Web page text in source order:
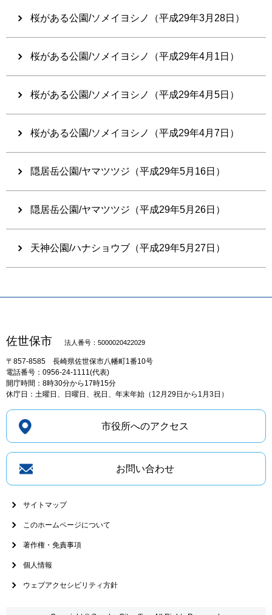
桜がある公園/ソメイヨシノ（平成29年3月28日）
桜がある公園/ソメイヨシノ（平成29年4月1日）
桜がある公園/ソメイヨシノ（平成29年4月5日）
桜がある公園/ソメイヨシノ（平成29年4月7日）
隠居岳公園/ヤマツツジ（平成29年5月16日）
隠居岳公園/ヤマツツジ（平成29年5月26日）
天神公園/ハナショウブ（平成29年5月27日）
佐世保市 法人番号：5000020422029
〒857-8585 長崎県佐世保市八幡町1番10号
電話番号：0956-24-1111(代表)
開庁時間：8時30分から17時15分
休庁日：土曜日、日曜日、祝日、年末年始（12月29日から1月3日）
市役所へのアクセス
お問い合わせ
サイトマップ
このホームページについて
著作権・免責事項
個人情報
ウェブアクセシビリティ方針